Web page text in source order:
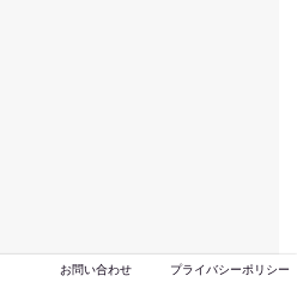
お問い合わせ プライバシーポリシー